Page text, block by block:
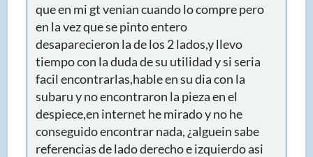
que en mi gt venian cuando lo compre pero
en la vez que se pinto entero
desaparecieron la de los 2 lados,y llevo
tiempo con la duda de su utilidad y si seria
facil encontrarlas,hable en su dia con la
subaru y no encontraron la pieza en el
despiece,en internet he mirado y no he
conseguido encontrar nada, ¿alguein sabe
referencias de lado derecho e izquierdo asi